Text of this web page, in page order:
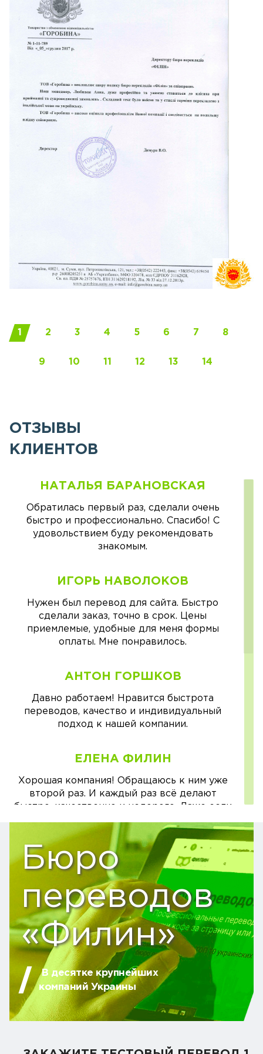
1 2 3 4 5 6 7 8
9 10 11 12 13 14
ОТЗЫВЫ
КЛИЕНТОВ
НАТАЛЬЯ БАРАНОВСКАЯ
Обратилась первый раз, сделали очень
быстро и профессионально. Спасибо! С
удовольствием буду рекомендовать
знакомым.
ИГОРЬ НАВОЛОКОВ
Нужен был перевод для сайта. Быстро
сделали заказ, точно в срок. Цены
приемлемые, удобные для меня формы
оплаты. Мне понравилось.
АНТОН ГОРШКОВ
Давно работаем! Нравится быстрота
переводов, качество и индивидуальный
подход к нашей компании.
ЕЛЕНА ФИЛИН
Хорошая компания! Обращаюсь к ним уже
второй раз. И каждый раз всё делают
быстро, качественно и недорого. Даже если
расскажут и подскажут все тонкости.
Благодарю за оперативную работу!
ОЛЬГА КОЗЛОВСКАЯ
МСП "Филин" - это, 1в первую очередь,
профессионализм и качество. С этой
компанией очень приятно и интересно
работать. Всё всегда предельно вежливо,
приветливо, пунктуально, ответственно.
Любую неясность уточнят и разъяснят,
перезвонят или напишут, если есть какие-то
вопросы или замечания. Компания постоянно
развивается - расширяет круг
переводческих услуг, разрабатывает свою
радостным событием для переводчиков и
Бюро
переводов
«Филин»
В десятке крупнейших
компаний Украины